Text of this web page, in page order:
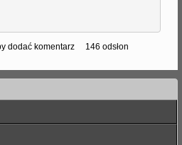
dodać komentarz 146 odsłon